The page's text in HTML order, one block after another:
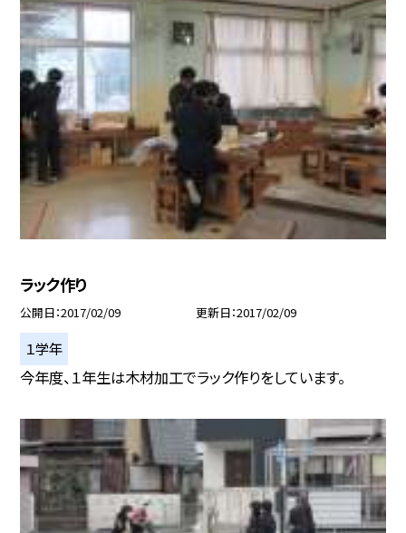
ラック作り
公開日 2017/02/09 更新日 2017/02/09
１学年
今年度、１年生は木材加工でラック作りをしています。